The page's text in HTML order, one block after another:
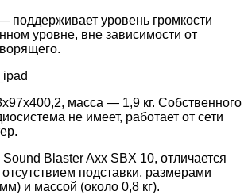
уровень громкости
уровне, вне зависимости от
масса — 1,9 кг. Собственного
не имеет, работает от сети
Blaster Axx SBX 10, отличается
подставки, размерами
и массой (около 0,8 кг).